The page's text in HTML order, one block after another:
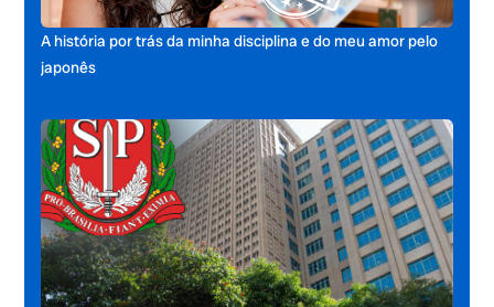
A história por trás da minha disciplina e do meu amor pelo
japonês